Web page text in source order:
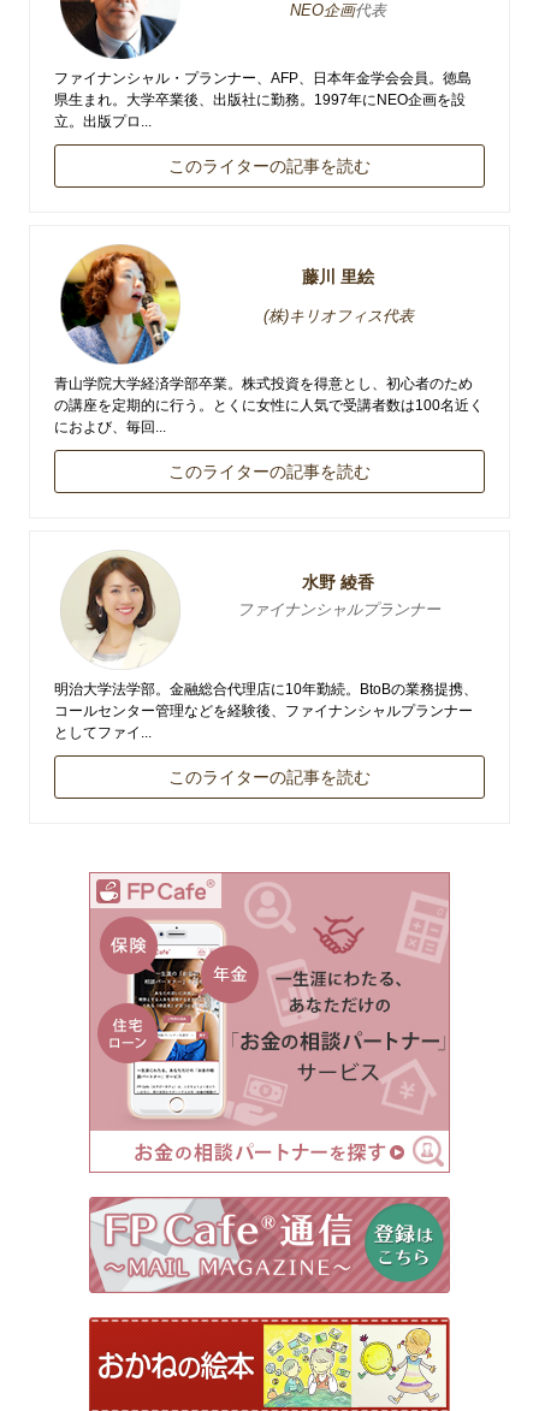
NEO企画代表
ファイナンシャル・プランナー、AFP、日本年金学会会員。徳島
県生まれ。大学卒業後、出版社に勤務。1997年にNEO企画を設
立。出版プロ...
このライターの記事を読む
藤川 里絵
(株)キリオフィス代表
青山学院大学経済学部卒業。株式投資を得意とし、初心者のため
の講座を定期的に行う。とくに女性に人気で受講者数は100名近く
におよび、毎回...
このライターの記事を読む
水野 綾香
ファイナンシャルプランナー
明治大学法学部。金融総合代理店に10年勤続。BtoBの業務提携、
コールセンター管理などを経験後、ファイナンシャルプランナー
としてファイ...
このライターの記事を読む